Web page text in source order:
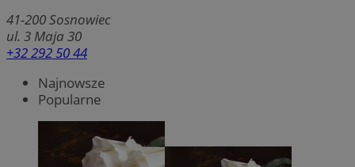
41-200Sosnowiec
ul. 3 Maja 30
+32 292 50 44
Najnowsze
Popularne